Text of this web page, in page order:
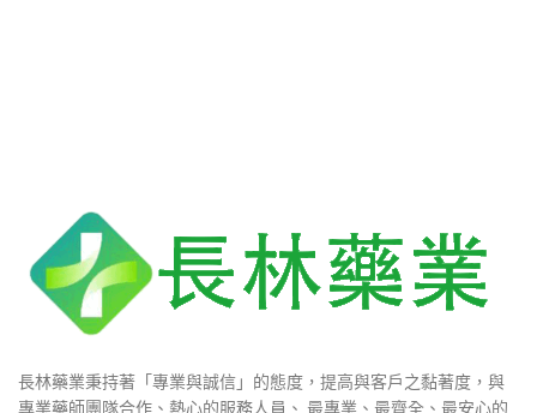
長林藥業秉持著「專業與誠信」的態度，提高與客戶之黏著度，與
專業藥師團隊合作、熱心的服務人員、 最專業、最齊全、最安心的